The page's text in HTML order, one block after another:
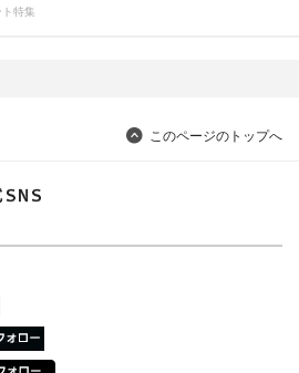
特集
このページのトップへ